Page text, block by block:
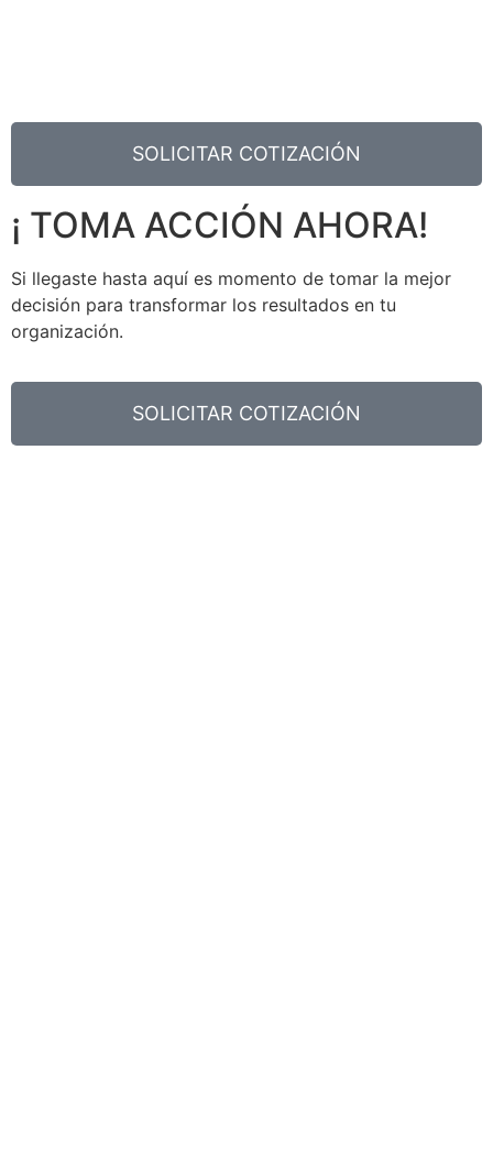
SOLICITAR COTIZACIÓN
¡ TOMA ACCIÓN AHORA!
Si llegaste hasta aquí es momento de tomar la mejor
decisión para transformar los resultados en tu
organización.
SOLICITAR COTIZACIÓN